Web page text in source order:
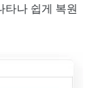
타나 쉽게 복원